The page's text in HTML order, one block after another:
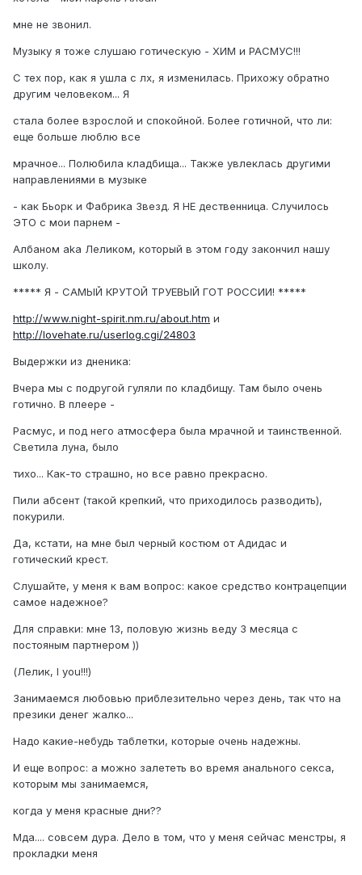
мне не звонил.
Музыку я тоже слушаю готическую - ХИМ и РАСМУС!!!
С тех пор, как я ушла с лх, я изменилась. Прихожу обратно
другим человеком... Я
стала более взрослой и спокойной. Более готичной, что ли:
еще больше люблю все
мрачное... Полюбила кладбища... Также увлеклась другими
направлениями в музыке
- как Бьорк и Фабрика Звезд. Я HЕ дественница. Случилось
ЭТО с мои парнем -
Албаном aka Леликом, который в этом году закончил нашу
школу.
***** Я - САМЫЙ КРУТОЙ ТРУЕВЫЙ ГОТ РОССИИ! *****
http://www.night-spirit.nm.ru/about.htm и
http://lovehate.ru/userlog.cgi/24803
Выдержки из дненика:
Вчера мы с подругой гуляли по кладбищу. Там было очень
готично. В плеере -
Расмус, и под него атмосфера была мрачной и таинственной.
Светила луна, было
тихо... Как-то страшно, но все равно прекрасно.
Пили абсент (такой крепкий, что приходилось разводить),
покурили.
Да, кстати, на мне был черный костюм от Адидас и
готический крест.
Слушайте, у меня к вам вопрос: какое средство контрацепции
самое надежное?
Для справки: мне 13, половую жизнь веду 3 месяца с
постояным партнером ))
(Лелик, I you!!!)
Занимаемся любовью приблезительно через день, так что на
презики денег жалко...
Hадо какие-небудь таблетки, которые очень надежны.
И еще вопрос: а можно залететь во время анального секса,
которым мы занимаемся,
когда у меня красные дни??
Мда.... совсем дура. Дело в том, что у меня сейчас менстры, я
прокладки меня